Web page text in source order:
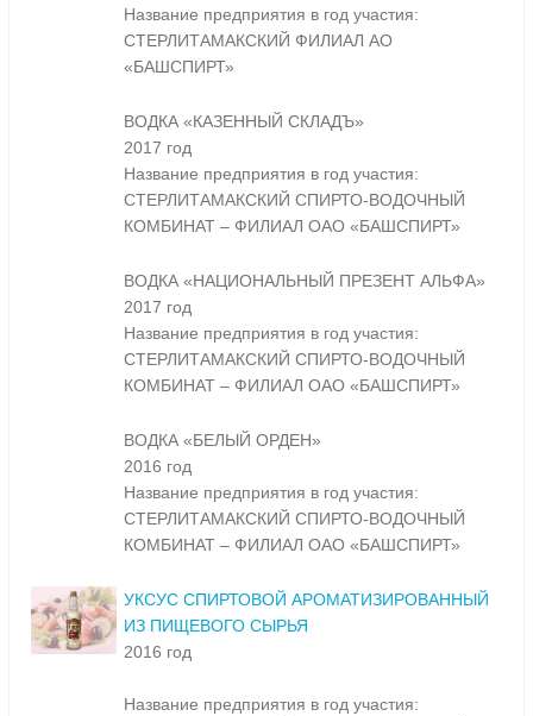
Название предприятия в год участия:
СТЕРЛИТАМАКСКИЙ ФИЛИАЛ АО
«БАШСПИРТ»
ВОДКА «КАЗЕННЫЙ СКЛАДЪ»
2017 год
Название предприятия в год участия:
СТЕРЛИТАМАКСКИЙ СПИРТО-ВОДОЧНЫЙ
КОМБИНАТ – ФИЛИАЛ ОАО «БАШСПИРТ»
ВОДКА «НАЦИОНАЛЬНЫЙ ПРЕЗЕНТ АЛЬФА»
2017 год
Название предприятия в год участия:
СТЕРЛИТАМАКСКИЙ СПИРТО-ВОДОЧНЫЙ
КОМБИНАТ – ФИЛИАЛ ОАО «БАШСПИРТ»
ВОДКА «БЕЛЫЙ ОРДЕН»
2016 год
Название предприятия в год участия:
СТЕРЛИТАМАКСКИЙ СПИРТО-ВОДОЧНЫЙ
КОМБИНАТ – ФИЛИАЛ ОАО «БАШСПИРТ»
УКСУС СПИРТОВОЙ АРОМАТИЗИРОВАННЫЙ
ИЗ ПИЩЕВОГО СЫРЬЯ
2016 год
Название предприятия в год участия: